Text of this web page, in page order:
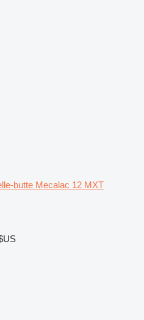
butte Mecalac 12 MXT